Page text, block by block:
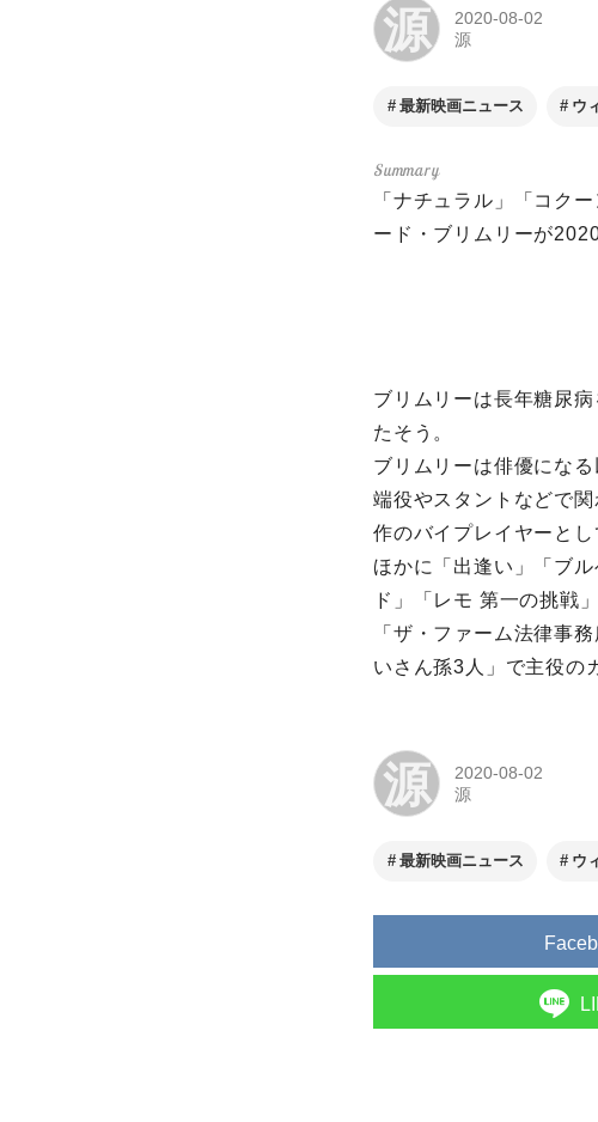
源
2020-08-02
源
最新映画ニュース ウ
「ナチュラル」「コク
ード・ブリムリーが
ブリムリーは長年糖尿
たそう。
ブリムリーは俳優にな
端役やスタントなどで
作のバイプレイヤーと
ほかに「出逢い」「ブ
ド」「レモ 第一の挑戦
「ザ・ファーム法律事
いさん孫3人」で主役の
源
2020-08-02
源
最新映画ニュース ウ